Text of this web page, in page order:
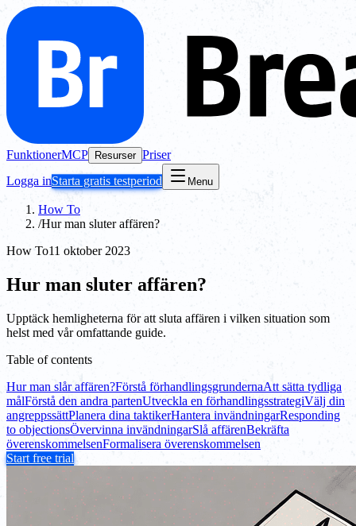
FunktionerMCP Resurser Priser
Logga inStarta gratis testperiod Menu
How To
/Hur man sluter affären?
How To11 oktober 2023
Hur man sluter affären?
Upptäck hemligheterna för att sluta affären i vilken situation som
helst med vår omfattande guide.
Table of contents
Hur man slår affären?Förstå förhandlingsgrundernaAtt sätta tydliga
målFörstå den andra partenUtveckla en förhandlingsstrategiVälj din
angreppssättPlanera dina taktikerHantera invändningarResponding
to objectionsÖvervinna invändningarSlå affärenBekräfta
överenskommelsenFormalisera överenskommelsen
Start free trial